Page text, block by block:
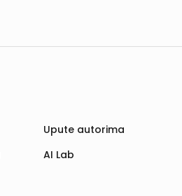
Upute autorima
AI Lab